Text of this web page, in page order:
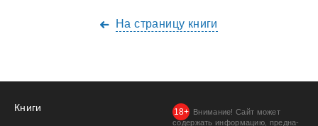
На страницу книги
Книги
Внимание! Сайт может
содержать информацию, предна­